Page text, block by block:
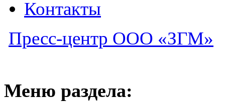
Контакты
Пресс-центр ООО «ЗГМ»
Меню раздела: